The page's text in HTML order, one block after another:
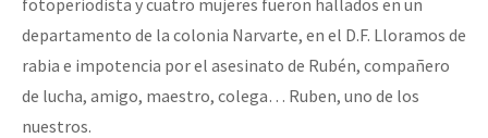
Audio
Fotorreportaje
Video
[25 abr – CDMX] Tokín por el CNI: 30 años de Resistencia y
departamento de la colonia Narvarte, en el D.F. Lloramos de
rabia e impotencia por el asesinato de Rubén, compañero
de lucha, amigo, maestro, colega… Ruben, uno de los
nuestros.